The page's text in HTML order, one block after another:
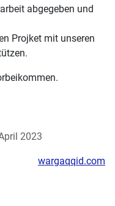
abgegeben und
Projket mit unseren
2023
Workshop (Deutsch
Beitrag: Hackaton im
wargaqqid.com